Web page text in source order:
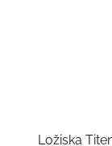
Ložiska